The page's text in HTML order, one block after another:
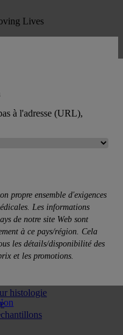
Lives
à l'adresse (URL),
propre ensemble d'exigences
Les informations
de notre site Web sont
à ce pays/région. Cela
les détails/disponibilité des
et les promotions.
et colleuse de lamelles
histologie